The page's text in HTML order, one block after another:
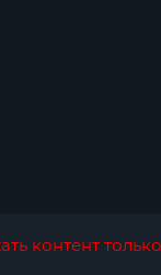
контент